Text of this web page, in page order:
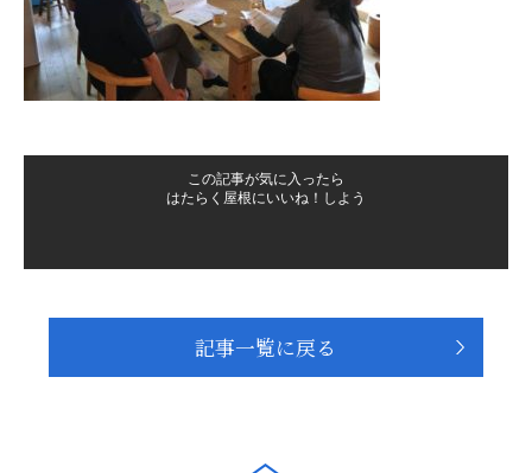
この記事が気に入ったら
はたらく屋根にいいね！しよう
記事一覧に戻る